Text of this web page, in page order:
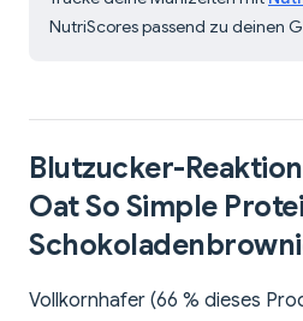
NutriScores passend zu deinen
Blutzucker-
Oat So Simple
Vollkornhafer (66 % dieses